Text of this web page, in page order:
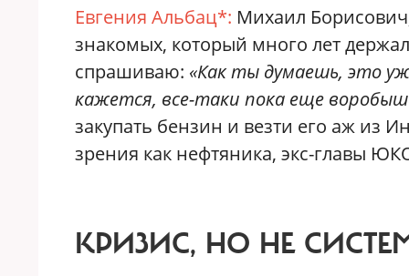
Евгения Альбац*: Михаил
знакомых, который много лет
спрашиваю: «Как ты думаешь, это
кажется, все-таки пока еще
закупать бензин и везти его аж из
зрения как нефтяника, экс-главы
КРИЗИС, НО НЕ